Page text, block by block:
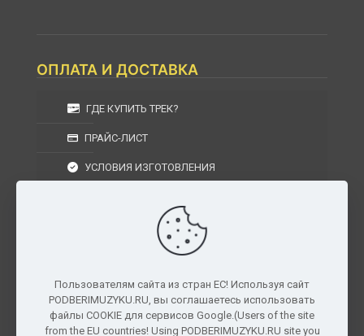
ОПЛАТА И ДОСТАВКА
ГДЕ КУПИТЬ ТРЕК?
ПРАЙС-ЛИСТ
УСЛОВИЯ ИЗГОТОВЛЕНИЯ
УСЛОВИЯ ВОЗВРАТА
г. Москва, Московская область, Центральный
федеральный округ, РФ, Россия
Пользователям сайта из стран ЕС! Используя сайт
PODBERIMUZYKU.RU, вы соглашаетесь использовать
файлы COOKIE для сервисов Google.(Users of the site
from the EU countries! Using PODBERIMUZYKU.RU site you